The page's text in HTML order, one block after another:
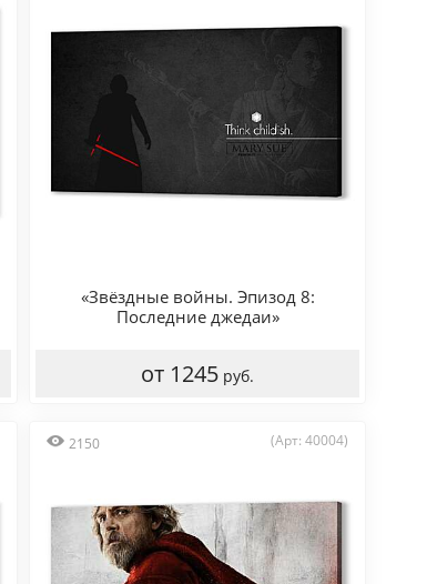
«Звёздные войны. Эпизод 8:
Последние джедаи»
от 1245 руб.
2150 (Арт: 40004)